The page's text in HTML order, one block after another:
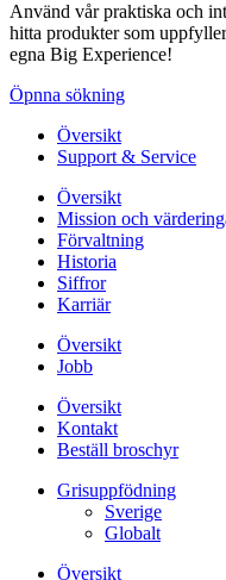
Använd vår praktiska och
hitta produkter som
egna Big Experience!
Öpnna sökning
Översikt
Support & Service
Översikt
Mission och
Förvaltning
Historia
Siffror
Karriär
Översikt
Jobb
Översikt
Kontakt
Beställ broschyr
Grisuppfödning
Sverige
Globalt
Översikt